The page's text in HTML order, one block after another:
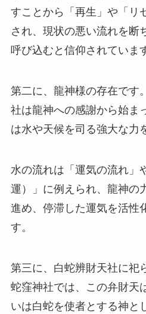
すことから「再生」や「リ
され、現状の悪い流れを断
呼び込むと信仰されていま
第二に、龍神様の存在です
社は龍神への感謝から始ま
は水や天候を司る強大な力
水の流れは「運気の流れ」
運）」に例えられ、龍神の
進め、停滞した運気を活性
す。
第三に、白蛇辨財天社に祀
蛇窪神社では、この弁財天
いは白蛇を使者とする神と